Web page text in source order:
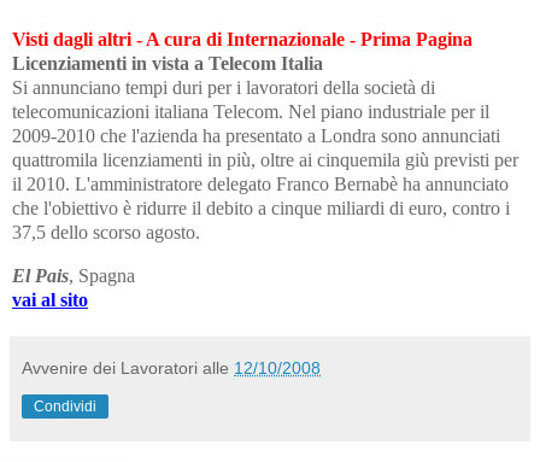
Visti dagli altri - A cura di Internazionale - Prima Pagina
Licenziamenti in vista a Telecom Italia
Si annunciano tempi duri per i lavoratori della società di
telecomunicazioni italiana Telecom. Nel piano industriale per il
2009-2010 che l'azienda ha presentato a Londra sono annunciati
quattromila licenziamenti in più, oltre ai cinquemila giù previsti per
il 2010. L'amministratore delegato Franco Bernabè ha annunciato
che l'obiettivo è ridurre il debito a cinque miliardi di euro, contro i
37,5 dello scorso agosto.
El Pais, Spagna
vai al sito
Avvenire dei Lavoratori alle 12/10/2008
Condividi